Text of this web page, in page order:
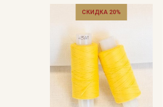
СКИДКА 20%